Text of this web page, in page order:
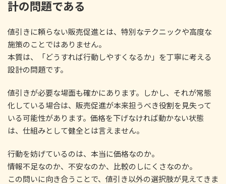
計の問題である
値引きに頼らない販売促進とは、特別なテクニックや高度な
施策のことではありません。
本質は、「どうすれば行動しやすくなるか」を丁寧に考える
設計の問題です。
値引きが必要な場面も確かにあります。しかし、それが常態
化している場合は、販売促進が本来担うべき役割を見失って
いる可能性があります。価格を下げなければ動かない状態
は、仕組みとして健全とは言えません。
行動を妨げているのは、本当に価格なのか。
情報不足なのか、不安なのか、比較のしにくさなのか。
この問いに向き合うことで、値引き以外の選択肢が見えてきま